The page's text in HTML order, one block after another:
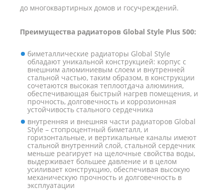
до многоквартирных домов и госучреждений.
Преимущества радиаторов Global Style Plus 500:
биметаллические радиаторы Global Style
обладают уникальной конструкцией: корпус с
внешним алюминиевым слоем и внутренней
стальной частью, таким образом, в конструкции
сочетаются высокая теплоотдача алюминия,
обеспечивающая быстрый нагрев помещения, и
прочность, долговечность и коррозионная
устойчивость стального сердечника
внутренняя и внешняя части радиаторов Global
Style – стопроцентный биметалл, и
горизонтальные, и вертикальные каналы имеют
стальной внутренний слой, стальной сердечник
меньше реагирует на щелочные свойства воды,
выдерживает большее давление и в целом
усиливает конструкцию, обеспечивая высокую
механическую прочность и долговечность в
эксплуатации